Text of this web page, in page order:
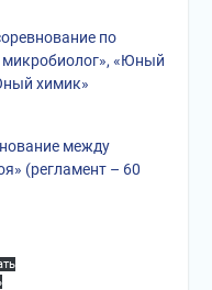
по
«Юный
химик»
между
(регламент – 60